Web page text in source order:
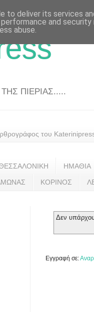
ΠΙΕΡΙΑΣ.....
του
ΗΜΑΘΙΑ
ΚΟΡΙΝΟΣ
Δεν
Εγγραφή σε:
to deliver its services
and
abuse.